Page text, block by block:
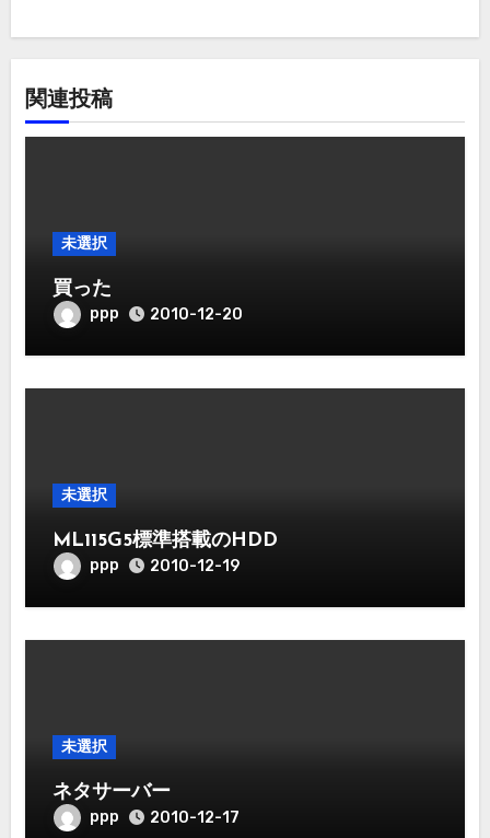
ン
関連投稿
未選択
買った
ppp 2010-12-20
未選択
ML115G5標準搭載のHDD
ppp 2010-12-19
未選択
ネタサーバー
ppp 2010-12-17